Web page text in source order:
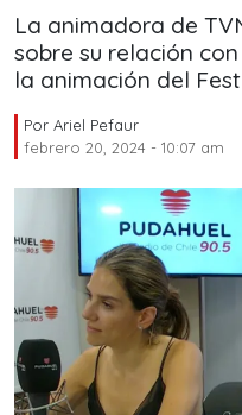
La animadora de
sobre su relación
la animación del
Por Ariel Pefaur
febrero 20, 2024 - 10:07 am